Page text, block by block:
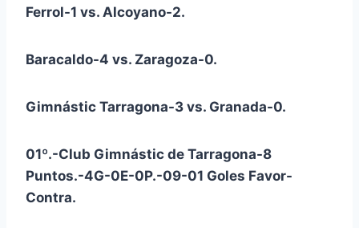
Ferrol-1 vs. Alcoyano-2.
Baracaldo-4 vs. Zaragoza-0.
Gimnástic Tarragona-3 vs. Granada-0.
01º.-Club Gimnástic de Tarragona-8
Puntos.-4G-0E-0P.-09-01 Goles Favor-
Contra.